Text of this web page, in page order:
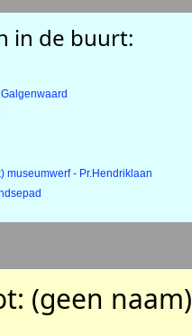
in de buurt:
museumwerf - Pr.Hendriklaan
(geen naam)